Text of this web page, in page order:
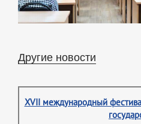
Другие новости
XVII международный